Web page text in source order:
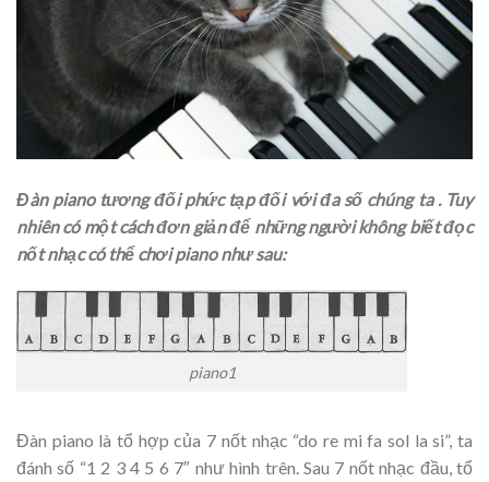
Đàn piano tương đối phức tạp đối với đa số chúng ta . Tuy
nhiên có một cách đơn giản để những người không biết đọc
nốt nhạc có thể chơi piano như sau:
piano1
Đàn piano là tổ hợp của 7 nốt nhạc “do re mi fa sol la si”, ta
đánh số “1 2 3 4 5 6 7″ như hình trên. Sau 7 nốt nhạc đầu, tổ